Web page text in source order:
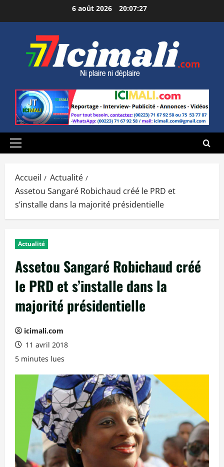
au
6 août 2026 20:07:28
Menu
Accueil
Actualité
Assetou Sangaré Robichaud créé le PRD et
s’installe dans la majorité présidentielle
Actualité
Assetou Sangaré Robichaud créé
le PRD et s’installe dans la
majorité présidentielle
icimali.com
11 avril 2018
5 minutes lues